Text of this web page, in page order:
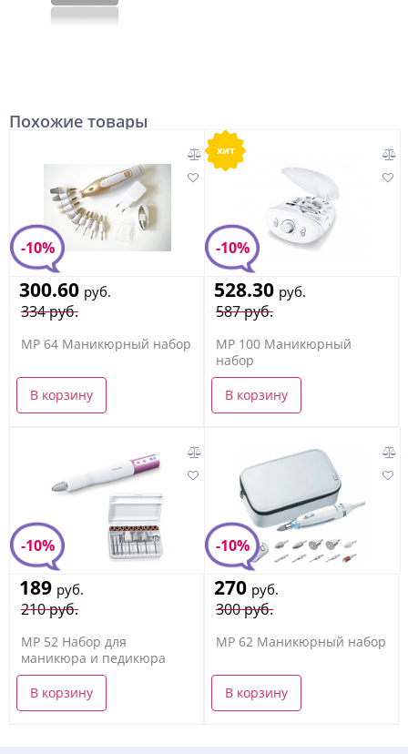
Похожие товары
-10%
334 руб.
300.60 руб.
MP 64 Маникюрный набор
В корзину
хит
-10%
587 руб.
528.30 руб.
MP 100 Маникюрный
набор
В корзину
-10%
210 руб.
189 руб.
MP 52 Набор для
маникюра и педикюра
В корзину
-10%
300 руб.
270 руб.
MP 62 Маникюрный набор
В корзину